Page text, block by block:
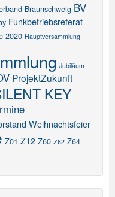
Braunschweig BV
Funkbetriebsreferat
2020 Hauptversammlung
Jubiläum
ProjektZukunft
KEY
Weihnachtsfeier
Z01 Z12 Z60 Z62 Z64